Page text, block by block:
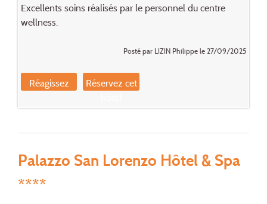
Excellents soins réalisés par le personnel du centre
wellness.
Posté par LIZIN Philippe le 27/09/2025
Réagissez
Réservez cet
Palazzo San Lorenzo Hôtel & Spa
****